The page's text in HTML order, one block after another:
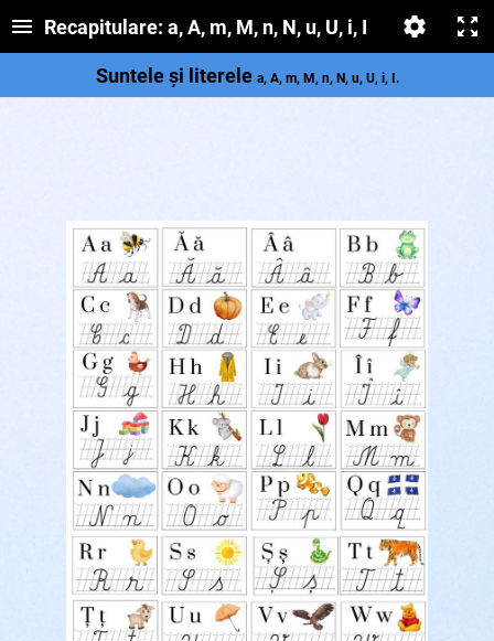
Recapitulare: a, A, m, M, n, N, u, U, i, I
Suntele și literele a, A, m, M, n, N, u, U, i, I.